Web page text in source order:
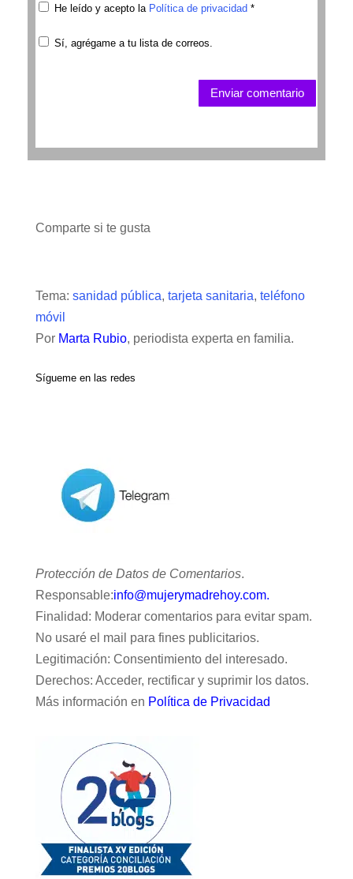
He leído y acepto la Política de privacidad *
Sí, agrégame a tu lista de correos.
Enviar comentario
Comparte si te gusta
Tema: sanidad pública, tarjeta sanitaria, teléfono
móvil
Por Marta Rubio, periodista experta en familia.
Sígueme en las redes
Protección de Datos de Comentarios.
Responsable:info@mujerymadrehoy.com.
Finalidad: Moderar comentarios para evitar spam.
No usaré el mail para fines publicitarios.
Legitimación: Consentimiento del interesado.
Derechos: Acceder, rectificar y suprimir los datos.
Más información en Política de Privacidad